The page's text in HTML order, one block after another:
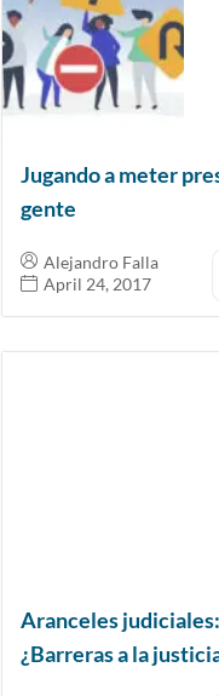
Jugando a meter
gente
Alejandro Falla
April 24, 2017
Aranceles judiciales:
¿Barreras a la